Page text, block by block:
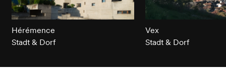
Hérémence
Stadt & Dorf
Vex
Stadt & Dorf